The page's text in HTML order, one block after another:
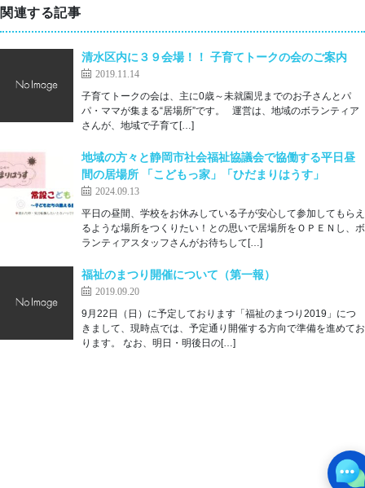
関連する記事
清水区内に３９会場！！ 子育てトークの会のご案内
2019.11.14
子育てトークの会は、主に0歳～未就園児までのお子さんとパ
パ・ママが集まる“居場所”です。 運営は、地域のボランティア
さんが、地域で子育て[…]
地域の方々と静岡市社会福祉協議会で協働する平日昼
間の居場所 「こどもっ家」「ひだまりはうす」
2024.09.13
平日の昼間、学校をお休みしている子が安心して参加してもらえ
るような場所をつくりたい！との思いで居場所をＯＰＥＮし、ボ
ランティアスタッフさんがお待ちして[…]
福祉のまつり開催について（第一報）
2019.09.20
9月22日（日）に予定しております「福祉のまつり2019」につ
きまして、現時点では、予定通り開催する方向で準備を進めてお
ります。 なお、明日・明後日の[…]